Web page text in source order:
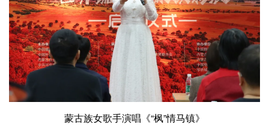
蒙古族女歌手演唱《“枫”情马镇》